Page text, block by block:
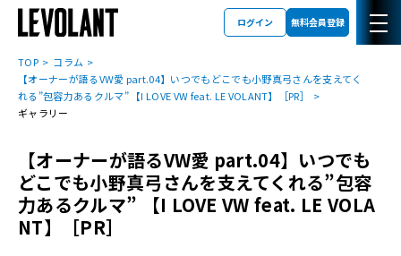
ログイン 無料会員登録
TOP
コラム
【オーナーが語るVW愛 part.04】いつでもどこでも小野真弓さんを支えてく
れる”包容力あるクルマ” 【I LOVE VW feat. LE VOLANT】［PR］
ギャラリー
【オーナーが語るVW愛 part.04】いつでも
どこでも小野真弓さんを支えてくれる”包容
力あるクルマ” 【I LOVE VW feat. LE VOLA
NT】［PR］